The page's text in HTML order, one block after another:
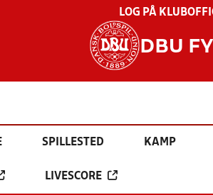
LOG PÅ
DBU
SPILLESTED KAMP
LIVESCORE